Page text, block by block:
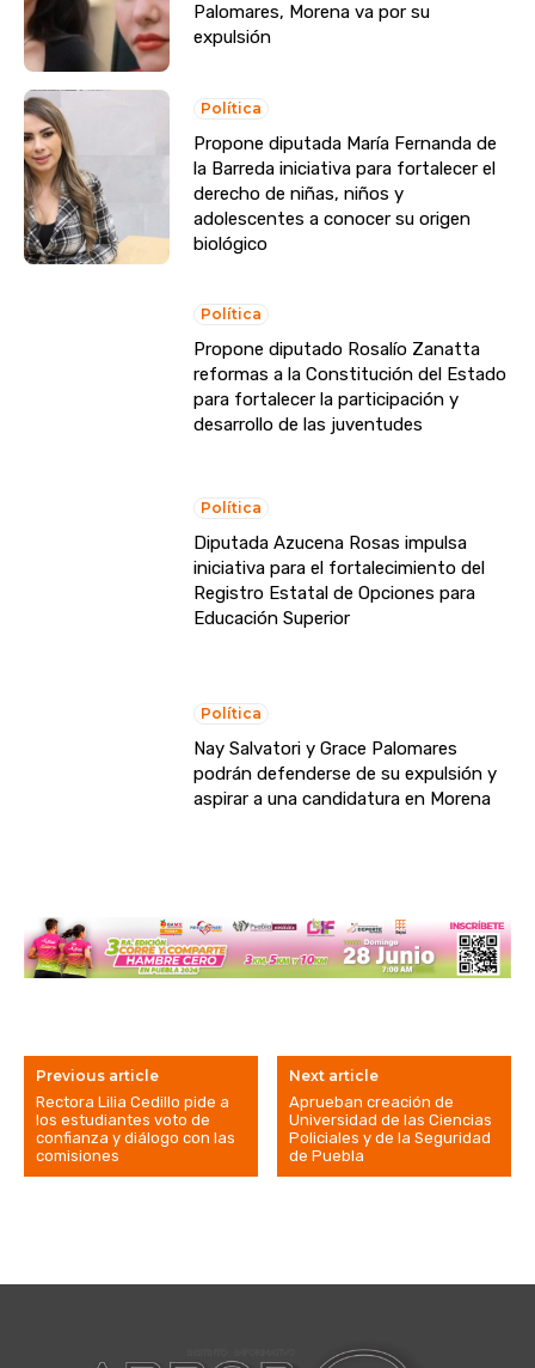
Palomares, Morena va por su
expulsión
Política
Propone diputada María Fernanda de
la Barreda iniciativa para fortalecer el
derecho de niñas, niños y
adolescentes a conocer su origen
biológico
Política
Propone diputado Rosalío Zanatta
reformas a la Constitución del Estado
para fortalecer la participación y
desarrollo de las juventudes
Política
Diputada Azucena Rosas impulsa
iniciativa para el fortalecimiento del
Registro Estatal de Opciones para
Educación Superior
Política
Nay Salvatori y Grace Palomares
podrán defenderse de su expulsión y
aspirar a una candidatura en Morena
Previous article
Rectora Lilia Cedillo pide a
los estudiantes voto de
confianza y diálogo con las
comisiones
Next article
Aprueban creación de
Universidad de las Ciencias
Policiales y de la Seguridad
de Puebla